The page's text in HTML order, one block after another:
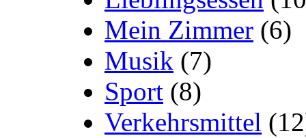
Mein Zimmer (6)
Musik (7)
Sport (8)
Verkehrsmittel